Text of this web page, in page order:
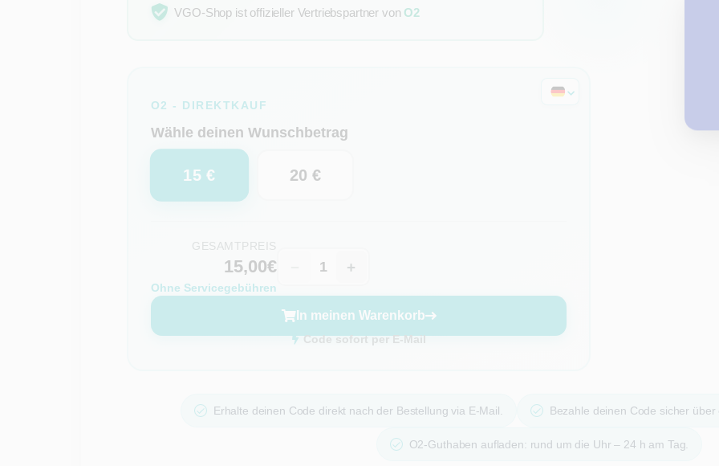
VGO-Shop ist offizieller Vertriebspartner von O2
O2 - DIREKTKAUF
Wähle deinen Wunschbetrag
15 € 20 €
GESAMTPREIS
15,00€
Ohne Servicegebühren
+
In meinen Warenkorb
Code sofort per E-Mail
Erhalte deinen Code direkt nach der Bestellung via E-Mail. Bezahle deinen Code sicher
O2-Guthaben aufladen: rund um die Uhr – 24 h am Tag.